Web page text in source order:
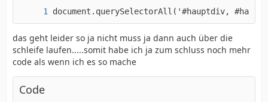
document.querySelectorAll('#hauptdiv,
das geht leider so ja nicht muss ja dann auch über die
schleife laufen.....somit habe ich ja zum schluss noch mehr
code als wenn ich es so mache
Code